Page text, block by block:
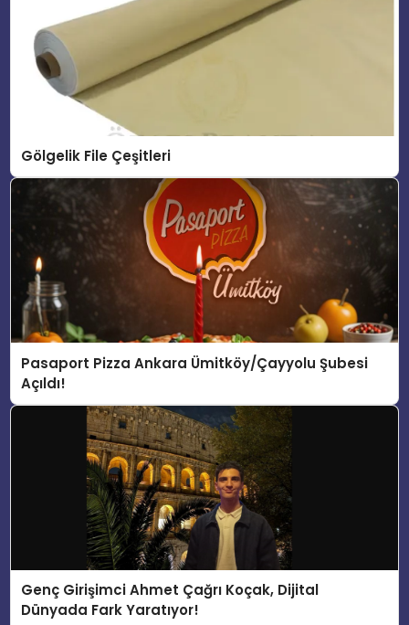
Gölgelik File Çeşitleri
Pasaport Pizza Ankara Ümitköy/Çayyolu Şubesi
Açıldı!
Genç Girişimci Ahmet Çağrı Koçak, Dijital
Dünyada Fark Yaratıyor!